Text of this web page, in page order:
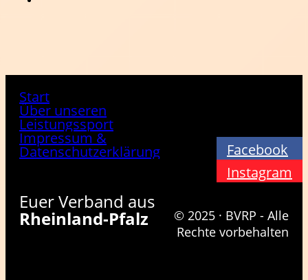
Start
Über unseren
Leistungssport
Impressum &
Datenschutzerklärung
Facebook
Instagram
Euer Verband aus
Rheinland-Pfalz
© 2025 · BVRP - Alle
Rechte vorbehalten